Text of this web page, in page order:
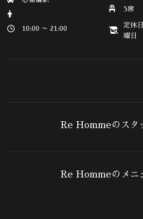
10:00 ～ 21:00
5席
定休
曜日
Re Hommeのスタ
Re Hommeのメニ